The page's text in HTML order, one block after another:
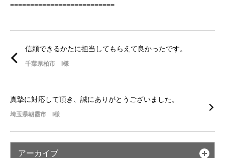
==========================
信頼できるかたに担当してもらえて良かったです。
千葉県柏市 I様
真摯に対応して頂き、誠にありがとうございました。
埼玉県朝霞市 I様
アーカイブ